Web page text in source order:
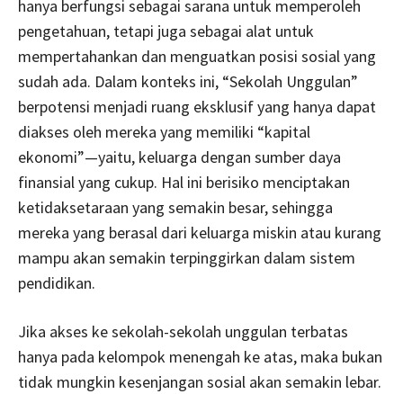
hanya berfungsi sebagai sarana untuk memperoleh
pengetahuan, tetapi juga sebagai alat untuk
mempertahankan dan menguatkan posisi sosial yang
sudah ada. Dalam konteks ini, “Sekolah Unggulan”
berpotensi menjadi ruang eksklusif yang hanya dapat
diakses oleh mereka yang memiliki “kapital
ekonomi”—yaitu, keluarga dengan sumber daya
finansial yang cukup. Hal ini berisiko menciptakan
ketidaksetaraan yang semakin besar, sehingga
mereka yang berasal dari keluarga miskin atau kurang
mampu akan semakin terpinggirkan dalam sistem
pendidikan.
Jika akses ke sekolah-sekolah unggulan terbatas
hanya pada kelompok menengah ke atas, maka bukan
tidak mungkin kesenjangan sosial akan semakin lebar.